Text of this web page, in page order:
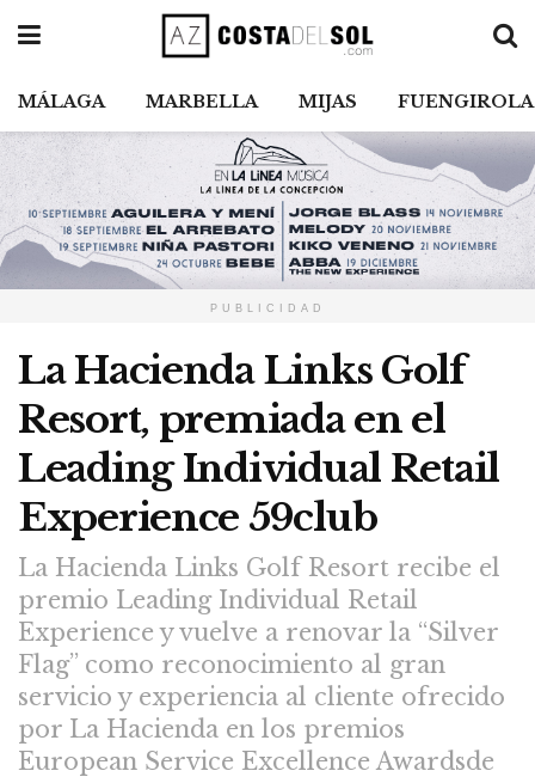
MÁLAGA MARBELLA MIJAS FUENGIROLA
PUBLICIDAD
La Hacienda Links Golf
Resort, premiada en el
Leading Individual Retail
Experience 59club
La Hacienda Links Golf Resort recibe el
premio Leading Individual Retail
Experience y vuelve a renovar la “Silver
Flag” como reconocimiento al gran
servicio y experiencia al cliente ofrecido
por La Hacienda en los premios
European Service Excellence Awardsde